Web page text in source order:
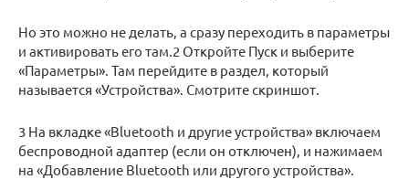
Но это можно не делать, а сразу переходить в параметры
и активировать его там.2 Откройте Пуск и выберите
«Параметры». Там перейдите в раздел, который
называется «Устройства». Смотрите скриншот.
3 На вкладке «Bluetooth и другие устройства» включаем
беспроводной адаптер (если он отключен), и нажимаем
на «Добавление Bluetooth или другого устройства».